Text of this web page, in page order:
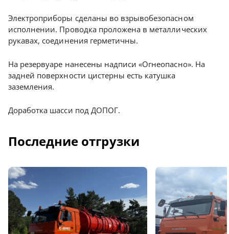
Электроприборы сделаны во взрывобезопасном
исполнении. Проводка проложена в металлических
рукавах, соединения герметичны.
На резервуаре нанесены надписи «Огнеопасно». На
задней поверхности цистерны есть катушка
заземления.
Доработка шасси под ДОПОГ.
Последние отгрузки